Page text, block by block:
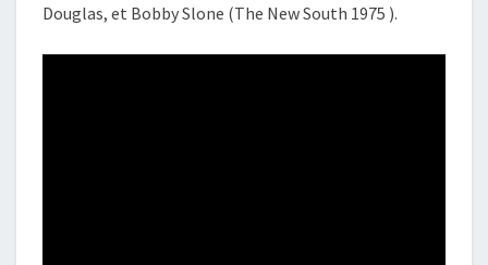
Douglas, et Bobby Slone (The New South 1975 ).